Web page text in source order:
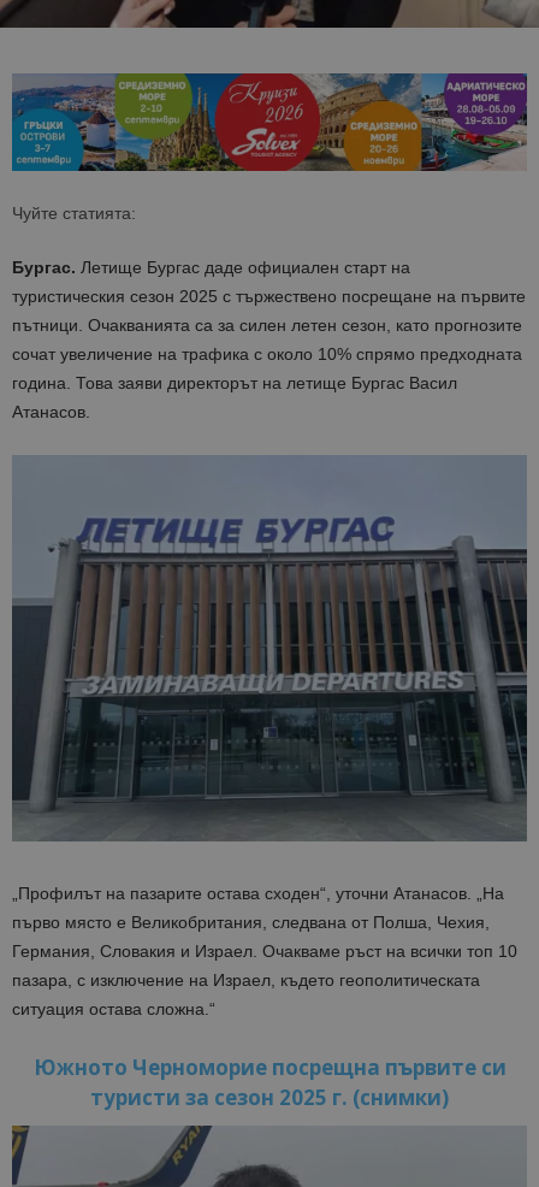
Чуйте статията:
Бургас. Летище Бургас даде официален старт на
туристическия сезон 2025 с тържествено посрещане на първите
пътници. Очакванията са за силен летен сезон, като прогнозите
сочат увеличение на трафика с около 10% спрямо предходната
година. Това заяви директорът на летище Бургас Васил
Атанасов.
„Профилът на пазарите остава сходен“, уточни Атанасов. „На
първо място е Великобритания, следвана от Полша, Чехия,
Германия, Словакия и Израел. Очакваме ръст на всички топ 10
пазара, с изключение на Израел, където геополитическата
ситуация остава сложна.“
Южното Черноморие посрещна първите си
туристи за сезон 2025 г. (снимки)